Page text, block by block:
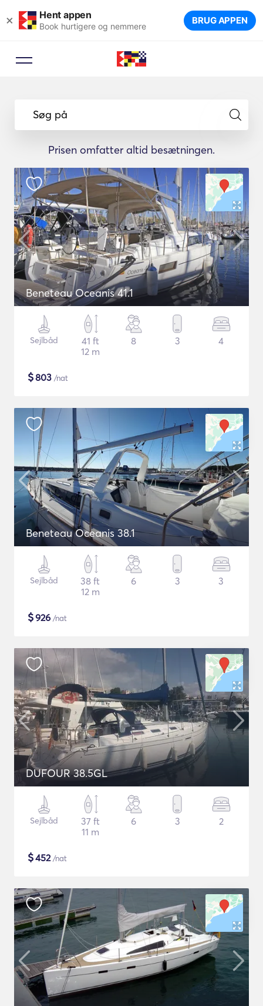
× Hent appen
Book hurtigere og nemmere BRUG APPEN
Søg på
Prisen omfatter altid besætningen.
Beneteau Oceanis 41.1
Sejlbåd
41 ft
12 m
8 3 4
$803 /nat
Beneteau Oceanis 38.1
Sejlbåd
38 ft
12 m
6 3 3
$926 /nat
DUFOUR 38.5GL
Sejlbåd
37 ft
11 m
6 3 2
$452/nat